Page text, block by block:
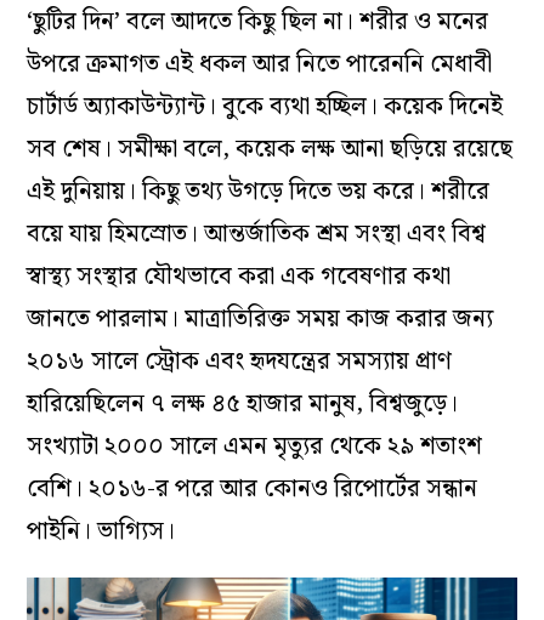
‘ছুটির দিন’ বলে আদতে কিছু ছিল না। শরীর ও মনের
উপরে ক্রমাগত এই ধকল আর নিতে পারেননি মেধাবী
চার্টার্ড অ্যাকাউন্ট্যান্ট। বুকে ব্যথা হচ্ছিল। কয়েক দিনেই
সব শেষ। সমীক্ষা বলে, কয়েক লক্ষ আনা ছড়িয়ে রয়েছে
এই দুনিয়ায়। কিছু তথ্য উগড়ে দিতে ভয় করে। শরীরে
বয়ে যায় হিমস্রোত। আন্তর্জাতিক শ্রম সংস্থা এবং বিশ্ব
স্বাস্থ্য সংস্থার যৌথভাবে করা এক গবেষণার কথা
জানতে পারলাম। মাত্রাতিরিক্ত সময় কাজ করার জন্য
২০১৬ সালে স্ট্রোক এবং হৃদযন্ত্রের সমস্যায় প্রাণ
হারিয়েছিলেন ৭ লক্ষ ৪৫ হাজার মানুষ, বিশ্বজুড়ে।
সংখ্যাটা ২০০০ সালে এমন মৃত্যুর থেকে ২৯ শতাংশ
বেশি। ২০১৬-র পরে আর কোনও রিপোর্টের সন্ধান
পাইনি। ভাগ্যিস।